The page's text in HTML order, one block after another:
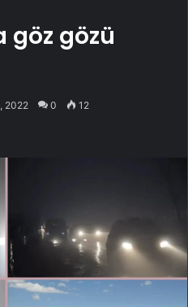
göz gözü
2022 0 12